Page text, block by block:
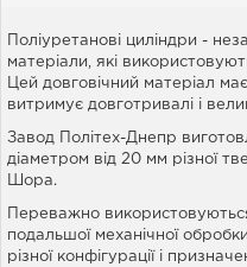
Поліуретанові циліндри -
матеріали, які
Цей довговічний матеріал
витримує довготривалі і
Завод Політех-Днепр
діаметром від 20 мм різної
Шора.
Переважно
подальшої механічної
різної конфігурації і